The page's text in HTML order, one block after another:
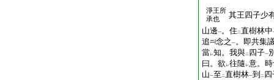
淨王所
承也
其王四子少
山邊一。住 二直樹林中
追 念之 一。即共集
當レ知。我與二 四子一
曰。欲 レ往隨 レ意。
山一至 二直樹林一到 二 四